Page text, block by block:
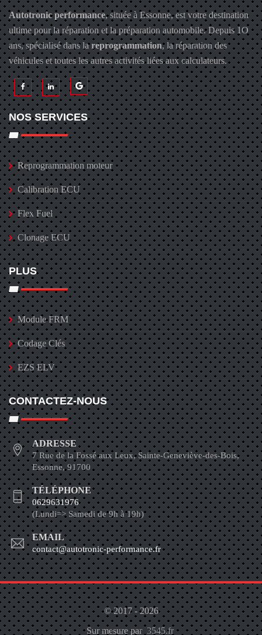
Autotronic performance, située à Essonne, est votre destination
ultime pour la réparation et la préparation automobile. Depuis 1O
ans, spécialisé dans lareprogrammation, la réparation des
véhicules et toutes les autres activités liées aux calculateurs.
NOS SERVICES
Reprogrammation moteur
Calibration ECU
Flex Fuel
Clonage ECU
PLUS
Module FRM
Codage Clés
EZS ELV
CONTACTEZ-NOUS
ADRESSE
7 Rue de la Fossé aux Leux, Sainte-Geneviève-des-Bois,
Essonne, 91700
TÉLÉPHONE
0629631976
(Lundi=> Samedi de 9h à 19h)
EMAIL
contact@autotronic-performance.fr
© 2017 - 2026
Sur mesure par 3545.fr